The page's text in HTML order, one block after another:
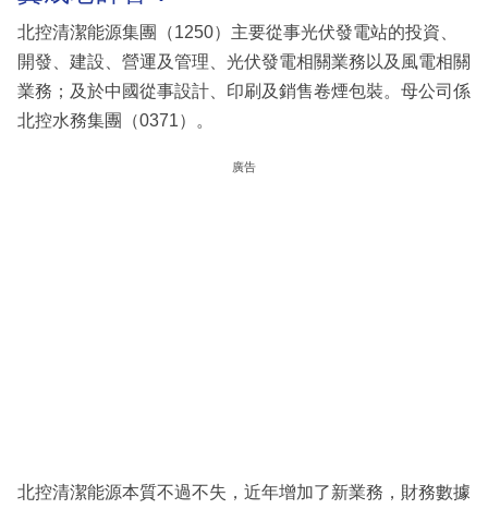
北控清潔能源集團（1250）主要從事光伏發電站的投資、
開發、建設、營運及管理、光伏發電相關業務以及風電相關
業務；及於中國從事設計、印刷及銷售卷煙包裝。母公司係
北控水務集團（0371）。
廣告
北控清潔能源本質不過不失，近年增加了新業務，財務數據